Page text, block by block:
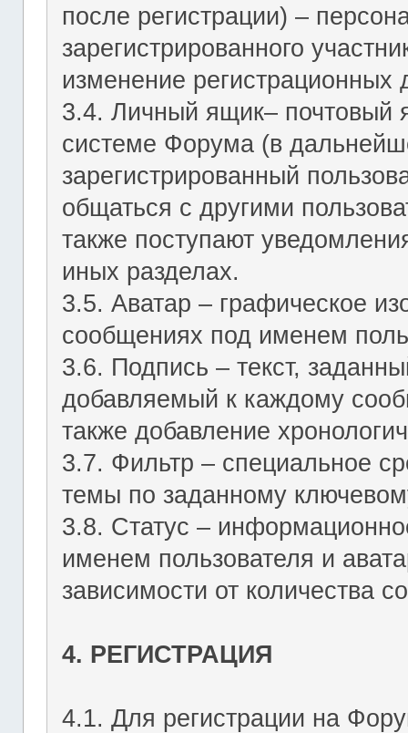
после регистрации) –
зарегистрированного
изменение регистрационных
3.4. Личный ящик– почтовый
системе Форума (в
зарегистрированный
общаться с другими
также поступают
иных разделах.
3.5. Аватар – графическое
сообщениях под именем
3.6. Подпись – текст,
добавляемый к каждому
также добавление
3.7. Фильтр – специальное
темы по заданному
3.8. Статус –
именем пользователя и
зависимости от количества
4. РЕГИСТРАЦИЯ
4.1. Для регистрации на